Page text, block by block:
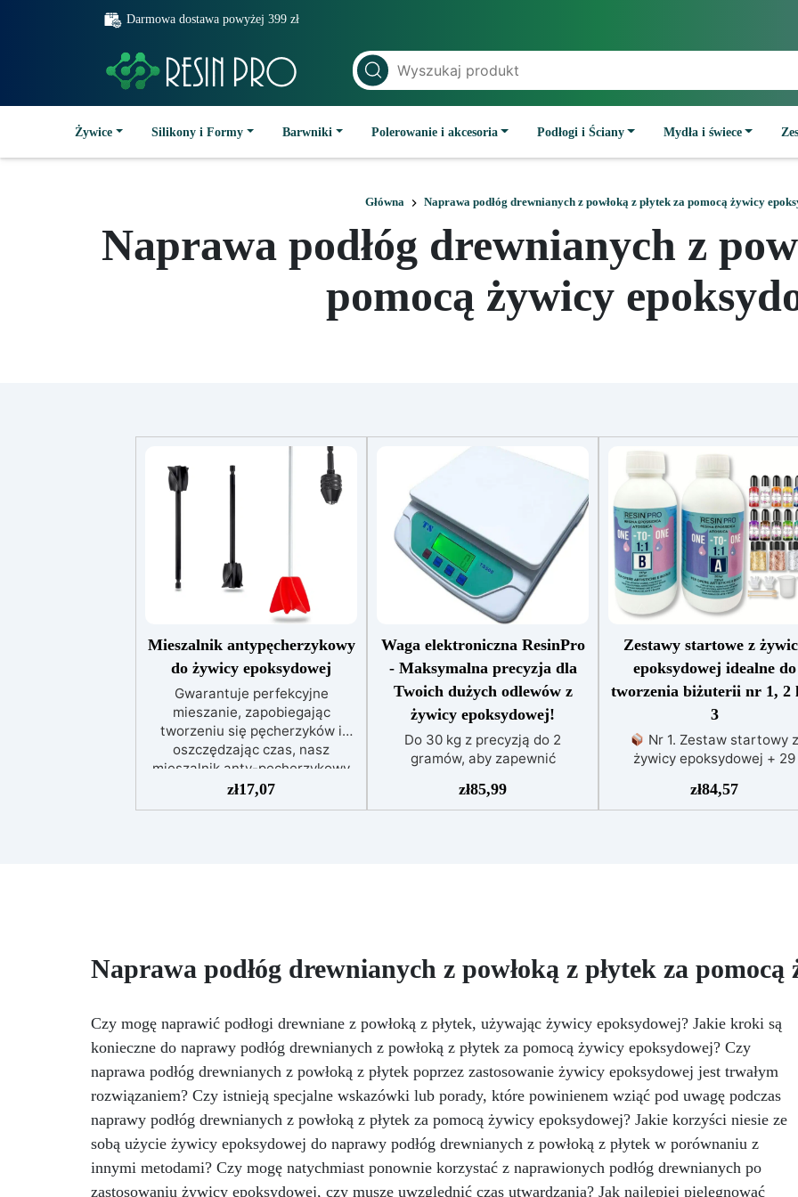
Darmowa dostawa powyżej 399 zł
Żywice Silikony i Formy Barwniki Polerowanie i akcesoria Podłogi i Ściany Mydła i świece
Główna Naprawa podłóg drewnianych z powłoką z płytek za pomocą żywicy
Naprawa podłóg drewnianych z
pomocą żywicy
Mieszalnik antypęcherzykowy
do żywicy epoksydowej
Gwarantuje perfekcyjne
mieszanie, zapobiegając
tworzeniu się pęcherzyków i
oszczędzając czas, nasz
mieszalnik anty-pęcherzykowy
jest łatwy w użyciu i
wielokrotnego użytku.
pęcherzyków. Dzięki swojej
innowacyjnej technologii, ten
redukując czas i wysiłek
potrzebny do mieszania.
Ponadto mieszalnik z
mieszaniem jest łatwy w użyciu,
czyszczeniu i wielokrotnego
użytku, co czyni go ekologicznym
i ekonomicznym wyborem dla
osób pracujących z żywicami
epoksydowymi. Zalety:
zł17,07
Waga elektroniczna ResinPro
- Maksymalna precyzja dla
Twoich dużych odlewów z
żywicy epoksydowej!
Do 30 kg z precyzją do 2
gramów, aby zapewnić
projektach. Precyzja na
najwyższym poziomie: Waga
idealna także do dużych
odlewów, takich jak stoły z
Wydajność: Zmniejsza ryzyko
egzotermii, która mogłaby
zagrażać końcowemu
rezultatowi. Wykonując
wszystko jednym odlewem,
minimalizujesz błędy i
oszczędzasz czas.
Wiarygodność: Zapewnia Ci
pewność doskonałego rezultatu,
zgodnego z Twoimi
zł85,99
Zestawy startowe z
epoksydowej idealne do
tworzenia biżuterii nr 1, 2
3
Nr 1. Zestaw startowy
żywicy epoksydowej + 29
żywicy epoksydowej One to
+ 29 przydatnych
żywicy epoksydowej One to
+ 100 przydatnych
500 g żywicy, 12 dodatków
dekoracyjnych, suszone
silikonową formę z
breloczki, końcówki do
miniwiertarki, ponad 100
elementów.
zł84,57
Naprawa podłóg drewnianych z powłoką z płytek za
Czy mogę naprawić podłogi drewniane z powłoką z płytek, używając żywicy epoksydowej? Jakie kroki są
konieczne do naprawy podłóg drewnianych z powłoką z płytek za pomocą żywicy epoksydowej? Czy
naprawa podłóg drewnianych z powłoką z płytek poprzez zastosowanie żywicy epoksydowej jest trwałym
rozwiązaniem? Czy istnieją specjalne wskazówki lub porady, które powinienem wziąć pod uwagę podczas
naprawy podłóg drewnianych z powłoką z płytek za pomocą żywicy epoksydowej? Jakie korzyści niesie ze
sobą użycie żywicy epoksydowej do naprawy podłóg drewnianych z powłoką z płytek w porównaniu z
innymi metodami? Czy mogę natychmiast ponownie korzystać z naprawionych podłóg drewnianych po
zastosowaniu żywicy epoksydowej, czy muszę uwzględnić czas utwardzania? Jak najlepiej pielęgnować